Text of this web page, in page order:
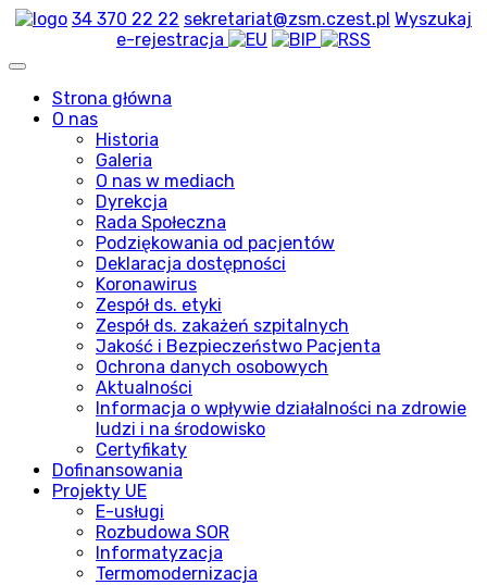
34 370 22 22 sekretariat@zsm.czest.pl Wyszukaj
e-rejestracja
Strona główna
O nas
Historia
Galeria
O nas w mediach
Dyrekcja
Rada Społeczna
Podziękowania od pacjentów
Deklaracja dostępności
Koronawirus
Zespół ds. etyki
Zespół ds. zakażeń szpitalnych
Jakość i Bezpieczeństwo Pacjenta
Ochrona danych osobowych
Aktualności
Informacja o wpływie działalności na zdrowie
ludzi i na środowisko
Certyfikaty
Dofinansowania
Projekty UE
E-usługi
Rozbudowa SOR
Informatyzacja
Termomodernizacja